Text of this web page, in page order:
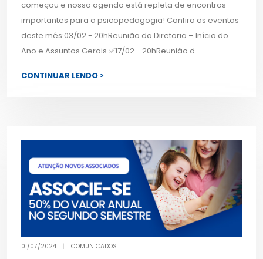
começou e nossa agenda está repleta de encontros
importantes para a psicopedagogia! Confira os eventos
deste mês:03/02 - 20hReunião da Diretoria – Início do
Ano e Assuntos Gerais ✅17/02 - 20hReunião d...
CONTINUAR LENDO >
01/07/2024 | COMUNICADOS